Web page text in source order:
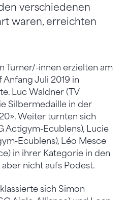
verschiedenen
waren, erreichten
Turner/-innen erzielten am
Anfang Juli 2019 in
Luc Waldner (TV
Silbermedaille in der
Weiter turnten sich
Actigym-Ecublens), Lucie
Ecublens), Léo Mesce
in ihrer Kategorie in den
nicht aufs Podest.
sich Simon